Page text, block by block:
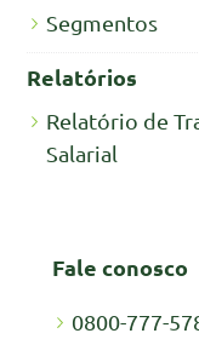
Segmentos
Relatórios
Relatório de
Salarial
Fale conosco
0800-777-